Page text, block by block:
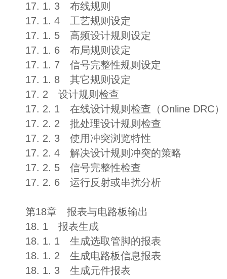
17. 1. 3 布线规则
17. 1. 4 工艺规则设定
17. 1. 5 高频设计规则设定
17. 1. 6 布局规则设定
17. 1. 7 信号完整性规则设定
17. 1. 8 其它规则设定
17. 2 设计规则检查
17. 2. 1 在线设计规则检查（Online DRC）
17. 2. 2 批处理设计规则检查
17. 2. 3 使用冲突浏览特性
17. 2. 4 解决设计规则冲突的策略
17. 2. 5 信号完整性检查
17. 2. 6 运行反射或串扰分析
第18章 报表与电路板输出
18. 1 报表生成
18. 1. 1 生成选取管脚的报表
18. 1. 2 生成电路板信息报表
18. 1. 3 生成元件报表